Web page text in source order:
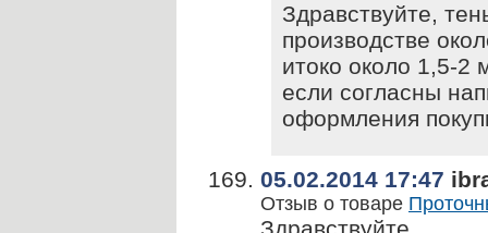
Здравствуйте,
производстве
итоко около 1,5-2
если согласны
оформления
05.02.2014 17:47
Отзыв о товаре